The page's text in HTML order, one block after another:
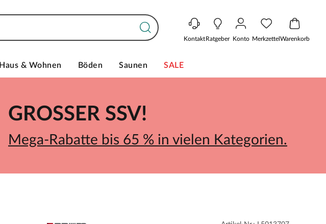
KontaktRatgeber Konto MerkzettelWarenkorb
Haus & Wohnen Böden Saunen SALE
GROSSER SSV!
Mega-Rabatte bis 65 % in vielen Kategorien.